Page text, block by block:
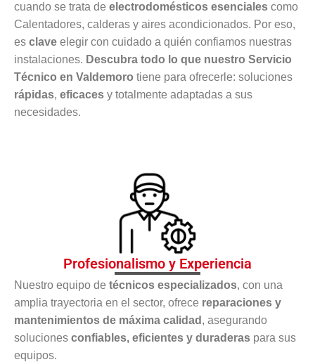
cuando se trata de electrodomésticos esenciales como
Calentadores, calderas y aires acondicionados. Por eso,
es clave elegir con cuidado a quién confiamos nuestras
instalaciones. Descubra todo lo que nuestro Servicio
Técnico en Valdemoro tiene para ofrecerle: soluciones
rápidas, eficaces y totalmente adaptadas a sus
necesidades.
Profesionalismo y Experiencia
Nuestro equipo de técnicos especializados, con una
amplia trayectoria en el sector, ofrece reparaciones y
mantenimientos de máxima calidad , asegurando
soluciones confiables, eficientes y duraderas para sus
equipos.